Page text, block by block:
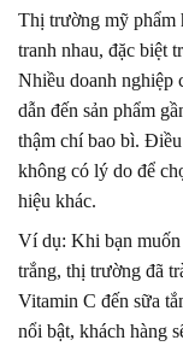
Thị trường mỹ phẩm
tranh nhau, đặc biệt
Nhiều doanh nghiệp
dẫn đến sản phẩm
thậm chí bao bì.
không có lý do để
hiệu khác.
Ví dụ: Khi bạn muốn
trắng, thị trường đã
Vitamin C đến sữa
nổi bật, khách hàng